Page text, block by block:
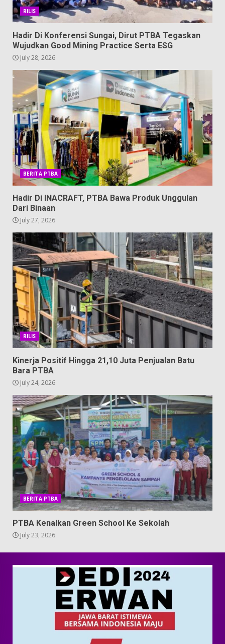
RILIS
Hadir Di Konferensi Sungai, Dirut PTBA Tegaskan
Wujudkan Good Mining Practice Serta ESG
July 28, 2026
BERITA PTBA
Hadir Di INACRAFT, PTBA Bawa Produk Unggulan
Dari Binaan
July 27, 2026
RILIS
Kinerja Positif Hingga 21,10 Juta Penjualan Batu
Bara PTBA
July 24, 2026
BERITA PTBA
PTBA Kenalkan Green School Ke Sekolah
July 23, 2026